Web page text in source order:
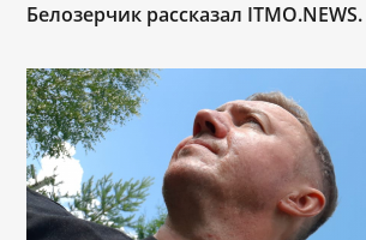
Белозерчик рассказал ITMO.NEWS.